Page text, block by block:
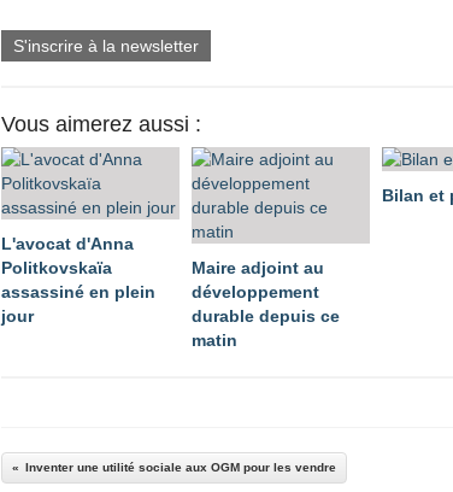
S'inscrire à la newsletter
Vous aimerez aussi :
L'avocat d'Anna
Politkovskaïa
assassiné en plein
jour
Maire adjoint au
développement
durable depuis ce
matin
Bilan et
Inventer une utilité sociale aux OGM pour les vendre